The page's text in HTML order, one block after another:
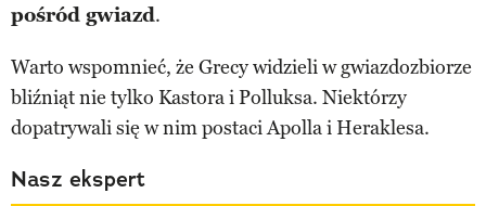
pośród gwiazd.
Warto wspomnieć, że Grecy widzieli w gwiazdozbiorze
bliźniąt nie tylko Kastora i Polluksa. Niektórzy
dopatrywali się w nim postaci Apolla i Heraklesa.
Nasz ekspert